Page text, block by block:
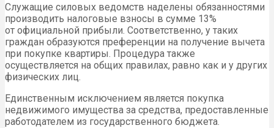
Служащие силовых ведомств наделены обязанностями
производить налоговые взносы в сумме 13%
от официальной прибыли. Соответственно, у таких
граждан образуются преференции на получение вычета
при покупке квартиры. Процедура также
осуществляется на общих правилах, равно как и у других
физических лиц.
Единственным исключением является покупка
недвижимого имущества за средства, предоставленные
работодателем из государственного бюджета.